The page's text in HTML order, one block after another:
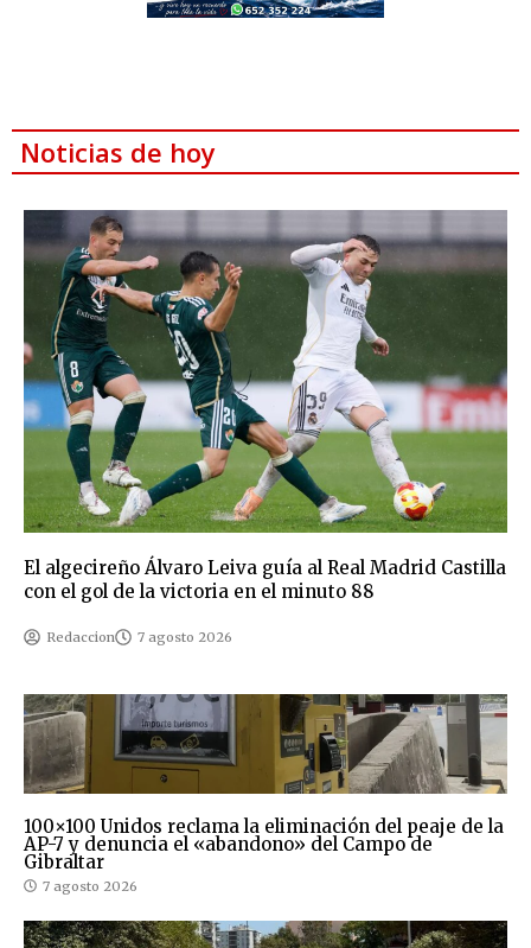
Noticias de hoy
El algecireño Álvaro Leiva guía al Real Madrid Castilla
con el gol de la victoria en el minuto 88
Redaccion 7 agosto 2026
100×100 Unidos reclama la eliminación del peaje de la
AP-7 y denuncia el «abandono» del Campo de
Gibraltar
7 agosto 2026